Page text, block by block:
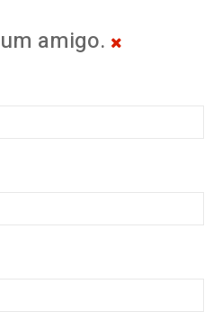
amigo.